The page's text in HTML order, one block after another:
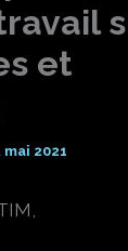
et
mai 2021